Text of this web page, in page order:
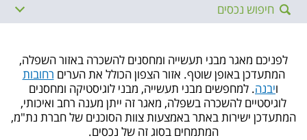
חיפוש נכסים
תתי איזורים נוספים מגודל
ממחיר
לפניכם מאגר מבני תעשייה ומחסנים להשכרה באזור השפלה,
המתעדכן באופן שוטף. אזור הצפון הכולל את הערים רחובות
ויבנה. למחפשים מבני תעשייה, מבני לוגיסטיקה ומחסנים
לוגיסטיים להשכרה בשפלה, מאגר זה ייתן מענה רחב ואיכותי,
המתעדכן ישירות באתר באמצעות צוות הסוכנים של חברת נת"מ,
המתמחים בסוג זה של נכסים.